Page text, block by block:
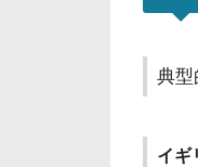
典型
イギ